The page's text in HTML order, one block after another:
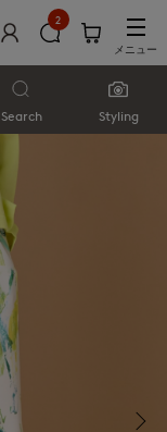
2
メニュー
Search Styling